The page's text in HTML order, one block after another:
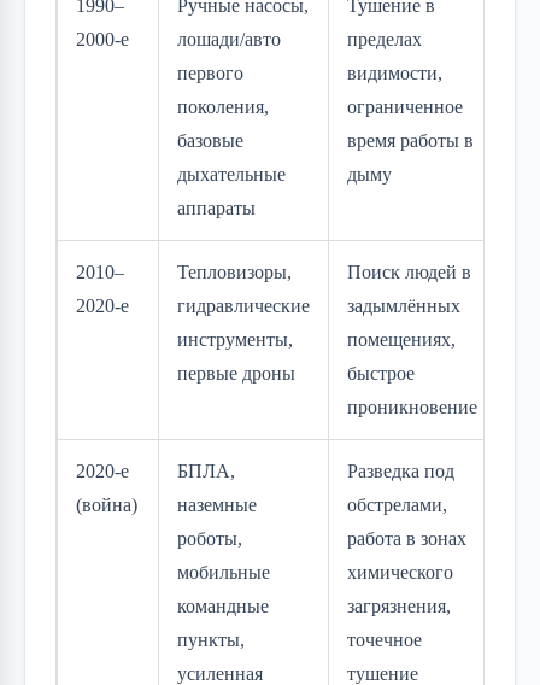
1990–
2000-е
Ручные насосы,
лошади/авто
первого
поколения,
базовые
дыхательные
аппараты
Тушение в
пределах
видимости,
ограниченное
время работы в
дыму
2010–
2020-е
Тепловизоры,
гидравлические
инструменты,
первые дроны
Поиск людей в
задымлённых
помещениях,
быстрое
проникновение
2020-е
(война)
БПЛА,
наземные
роботы,
мобильные
командные
пункты,
усиленная
Разведка под
обстрелами,
работа в зонах
химического
загрязнения,
точечное
тушение